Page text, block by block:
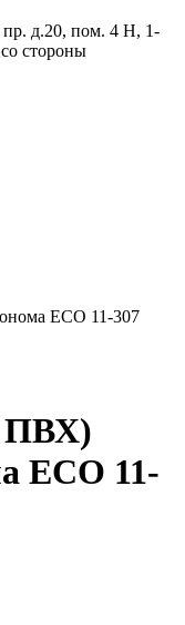
пр. д.20, пом. 4 Н, 1-
стороны
ECO 11-307
ПВХ)
ECO 11-